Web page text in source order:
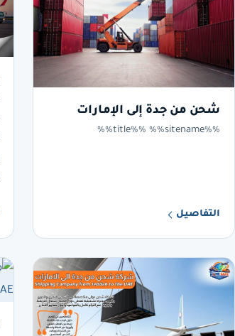
شحن من جدة إلى الإمارات
%%title%% %%sitename%%
التفاصيل